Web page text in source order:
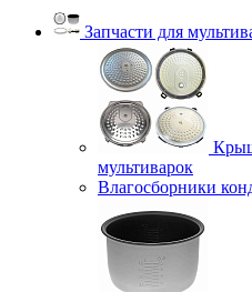
Запчасти для
мультиварок
Влагосборники